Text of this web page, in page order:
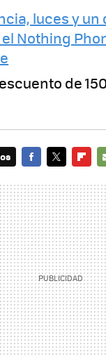
luces y un
Nothing
de